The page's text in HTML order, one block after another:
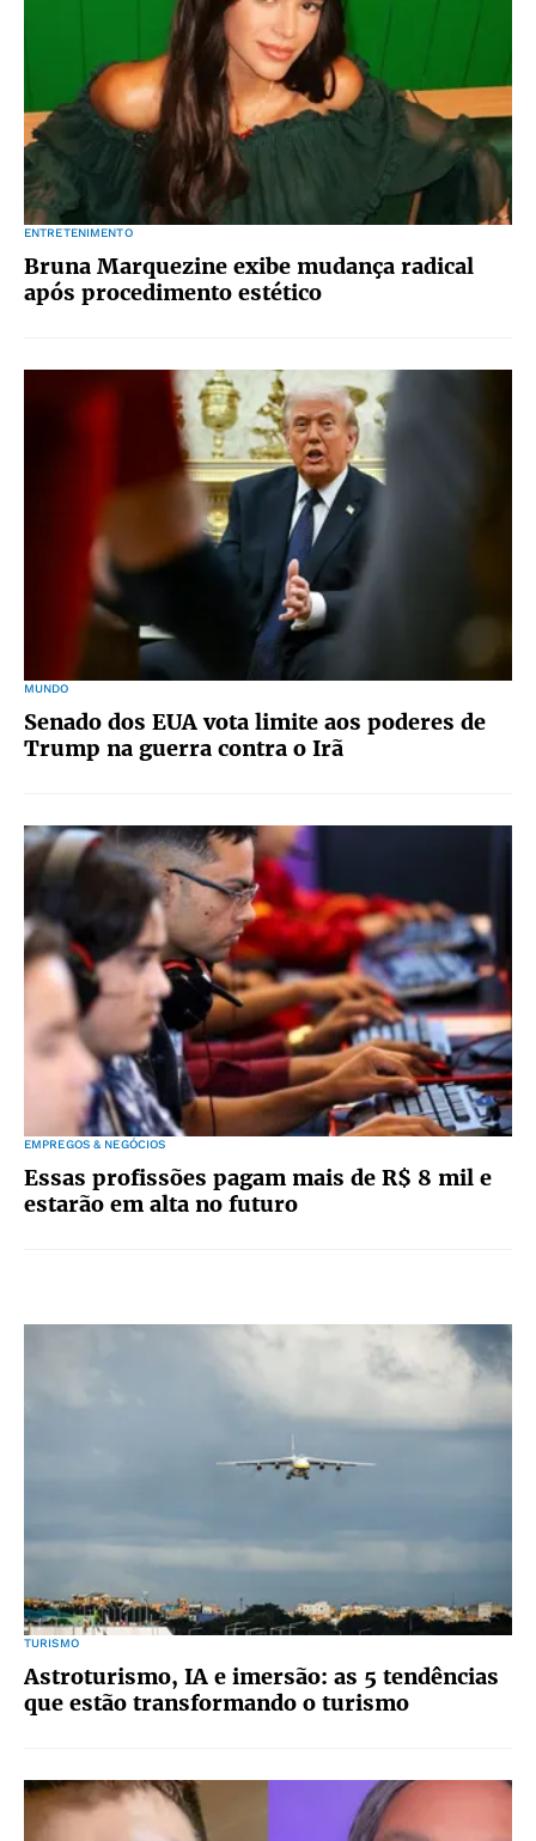
ENTRETENIMENTO
Bruna Marquezine exibe mudança radical
após procedimento estético
MUNDO
Senado dos EUA vota limite aos poderes de
Trump na guerra contra o Irã
EMPREGOS & NEGÓCIOS
Essas profissões pagam mais de R$ 8 mil e
estarão em alta no futuro
TURISMO
Astroturismo, IA e imersão: as 5 tendências
que estão transformando o turismo